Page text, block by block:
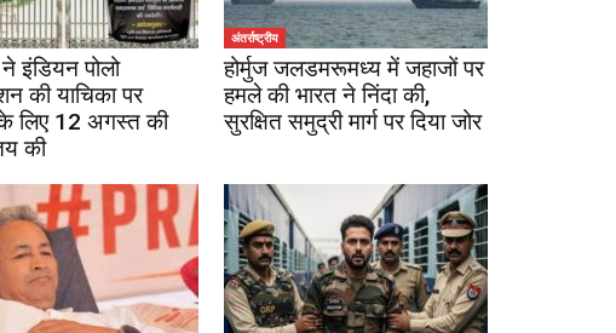
इंडियन पोलो
की याचिका पर
लिए 12 अगस्त की
की
अंतर्राष्ट्रीय
होर्मुज जलडमरूमध्य में जहाजों पर
हमले की भारत ने निंदा की,
सुरक्षित समुद्री मार्ग पर दिया जोर